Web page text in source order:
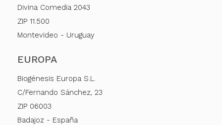
Divina Comedia 2043
ZIP 11.500
Montevideo - Uruguay
EUROPA
Biogénesis Europa S.L.
C/Fernando Sánchez, 23
ZIP 06003
Badajoz - España